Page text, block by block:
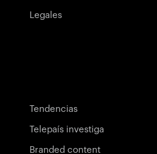
Legales
Tendencias
Telepaís investiga
Branded content